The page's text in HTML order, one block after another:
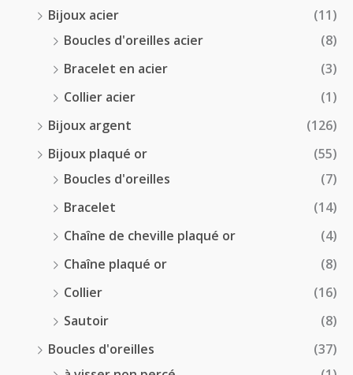
Bijoux acier
(11)
Boucles d'oreilles acier
(8)
Bracelet en acier
(3)
Collier acier
(1)
Bijoux argent
(126)
Bijoux plaqué or
(55)
Boucles d'oreilles
(7)
Bracelet
(14)
Chaîne de cheville plaqué or
(4)
Chaîne plaqué or
(8)
Collier
(16)
Sautoir
(8)
Boucles d'oreilles
(37)